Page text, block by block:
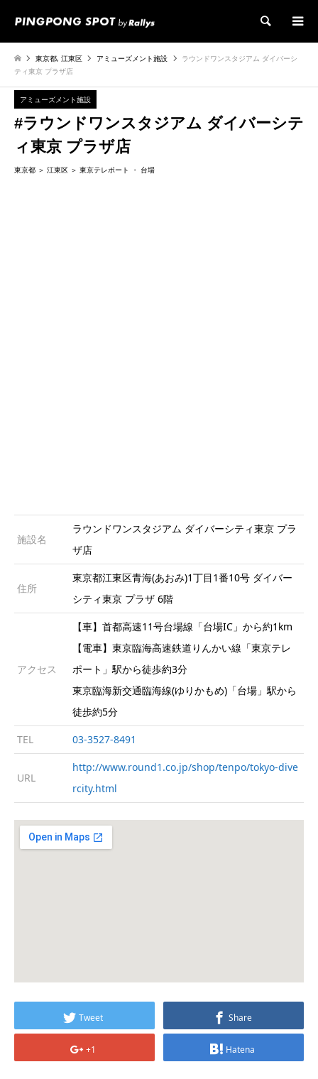
検索
東京都,江東区 アミューズメント施設
ラウンドワンスタジアム ダイバーシ
ティ東京 プラザ店
アミューズメント施設
#ラウンドワンスタジアム ダイバーシテ
ィ東京 プラザ店
東京都 江東区 東京テレポート 台場
施設名
ラウンドワンスタジアム ダイバーシティ東京 プラ
ザ店
住所
東京都江東区青海(あおみ)1丁目1番10号 ダイバー
シティ東京 プラザ 6階
アクセス
【車】首都高速11号台場線「台場IC」から約1km
【電車】東京臨海高速鉄道りんかい線「東京テレ
ポート」駅から徒歩約3分
東京臨海新交通臨海線(ゆりかもめ)「台場」駅から
徒歩約5分
TEL 03-3527-8491
URL
http://www.round1.co.jp/shop/tenpo/tokyo-dive
rcity.html
Tweet Share
+1 Hatena